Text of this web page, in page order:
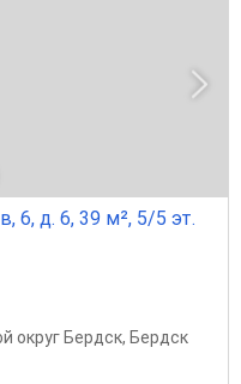
6, д. 6, 39 м², 5/5 эт.
округ Бердск, Бердск